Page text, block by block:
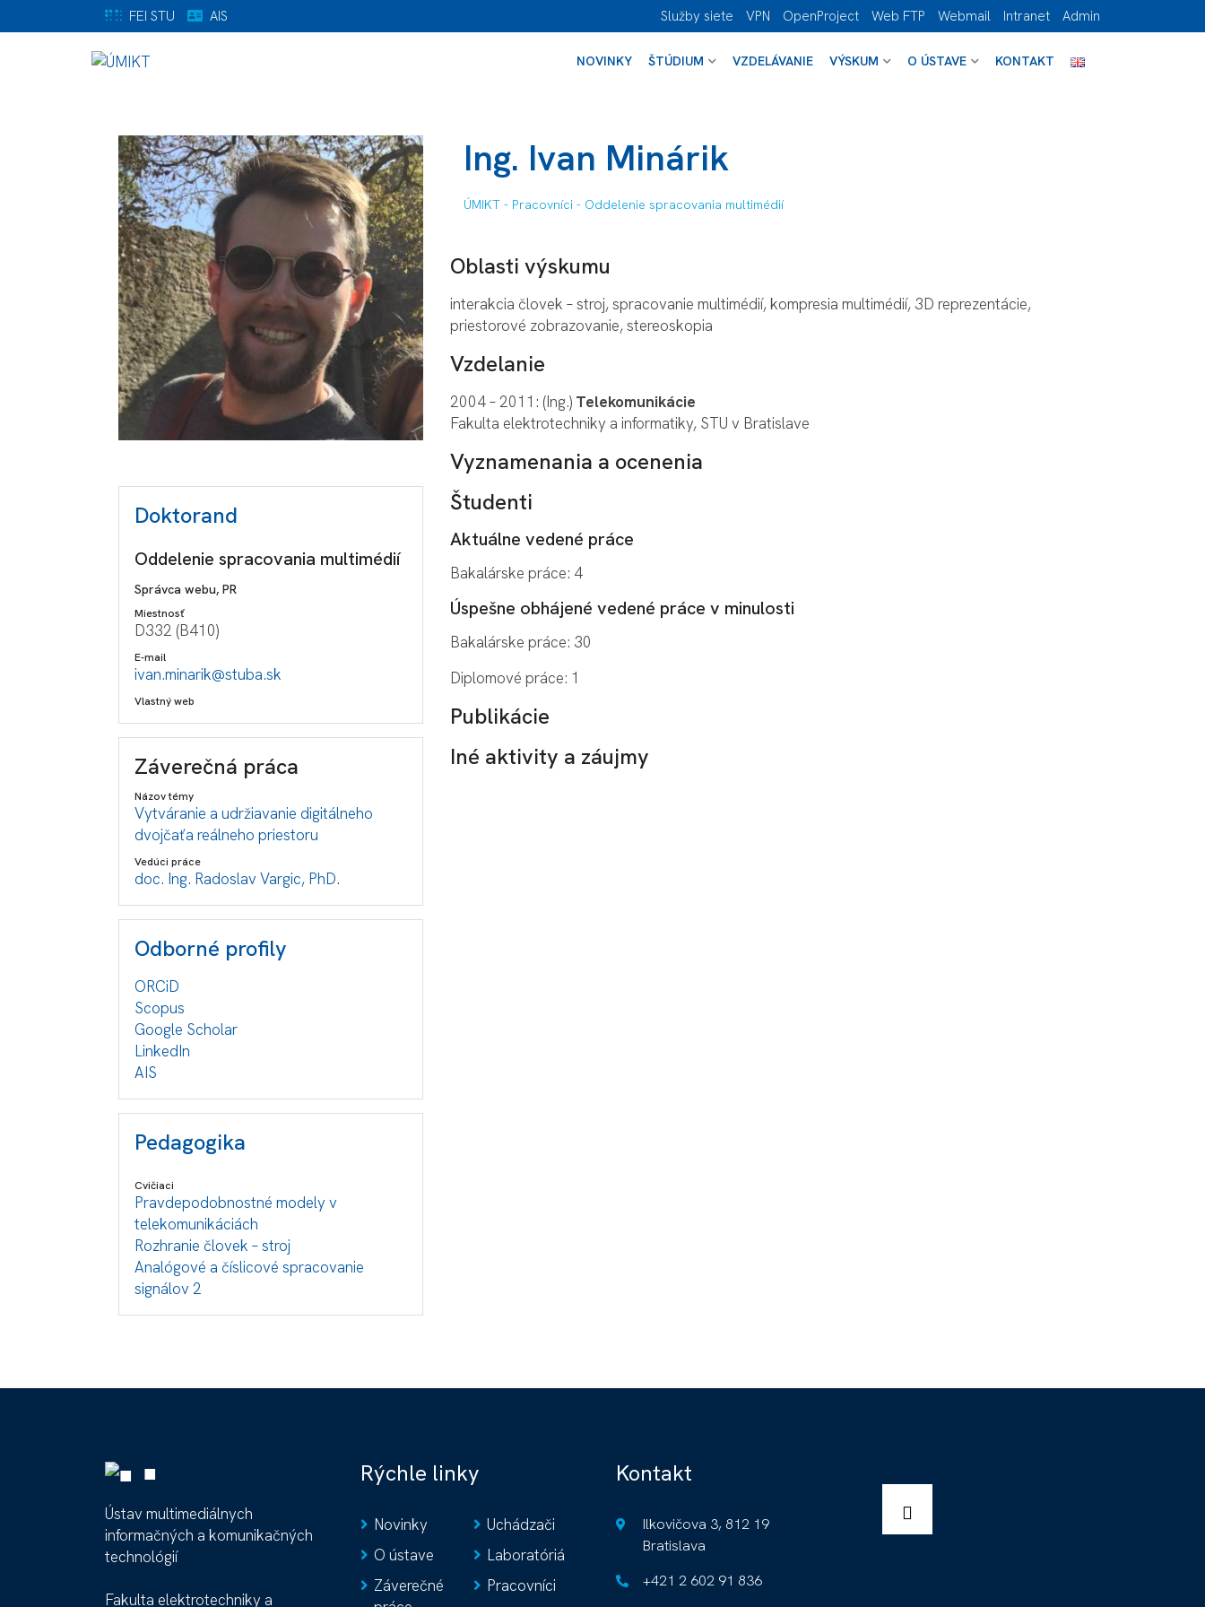
FEI STU AIS Služby siete VPN OpenProject Web FTP Webmail Intranet Admin
NOVINKY ŠTÚDIUM VZDELÁVANIE VÝSKUM O ÚSTAVE KONTAKT
Doktorand
Oddelenie spracovania multimédií
Správca webu, PR
Miestnosť
D332 (B410)
E-mail
ivan.minarik@stuba.sk
Vlastný web
Záverečná práca
Názov témy
Vytváranie a udržiavanie digitálneho
dvojčaťa reálneho priestoru
Vedúci práce
doc. Ing. Radoslav Vargic, PhD.
Odborné profily
ORCiD
Scopus
Google Scholar
LinkedIn
AIS
Pedagogika
Cvičiaci
Pravdepodobnostné modely v
telekomunikáciách
Rozhranie človek – stroj
Analógové a číslicové spracovanie
signálov 2
Ing. Ivan Minárik
ÚMIKT - Pracovníci - Oddelenie spracovania multimédií
Oblasti výskumu
interakcia človek – stroj, spracovanie multimédií, kompresia multimédií, 3D reprezentácie,
priestorové zobrazovanie, stereoskopia
Vzdelanie
2004 – 2011: (Ing.) Telekomunikácie
Fakulta elektrotechniky a informatiky, STU v Bratislave
Vyznamenania a ocenenia
Študenti
Aktuálne vedené práce
Bakalárske práce: 4
Úspešne obhájené vedené práce v minulosti
Bakalárske práce: 30
Diplomové práce: 1
Publikácie
Iné aktivity a záujmy
■
Ústav multimediálnych
informačných a komunikačných
technológií
Fakulta elektrotechniky a
Rýchle linky
Novinky
Uchádzači
O ústave
Laboratóriá
Záverečné
Pracovníci
Kontakt
Ilkovičova 3, 812 19
Bratislava
+421 2 602 91 836